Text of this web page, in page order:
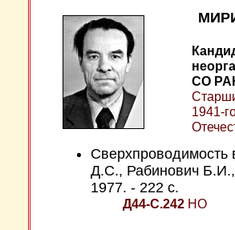
СО
1941-
Сверхпроводимость
Д.С., Рабинович
1977. - 222 с.
Д44-С.242НО